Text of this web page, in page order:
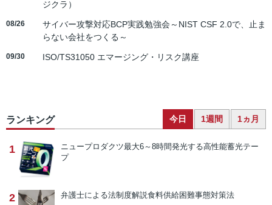
ジクラ）
08/26
サイバー攻撃対応BCP実践勉強会～NIST CSF 2.0で、止ま
らない会社をつくる～
09/30 ISO/TS31050 エマージング・リスク講座
ランキング 今日 1週間 1ヵ月
1 ニュープロダクツ最大6～8時間発光する高性能蓄光テー
プ
2 弁護士による法制度解説食料供給困難事態対策法